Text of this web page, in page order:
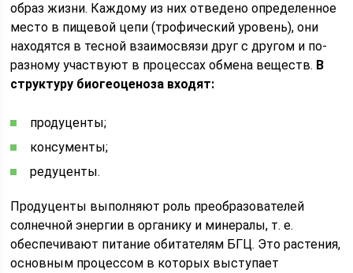
образ жизни. Каждому из них отведено определенное
место в пищевой цепи (трофический уровень), они
находятся в тесной взаимосвязи друг с другом и по-
разному участвуют в процессах обмена веществ. В
структуру биогеоценоза входят:
продуценты;
консументы;
редуценты.
Продуценты выполняют роль преобразователей
солнечной энергии в органику и минералы, т. е.
обеспечивают питание обитателям БГЦ. Это растения,
основным процессом в которых выступает